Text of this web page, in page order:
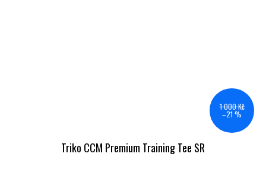
1 000 Kč
–21 %
Triko CCM Premium Training Tee SR